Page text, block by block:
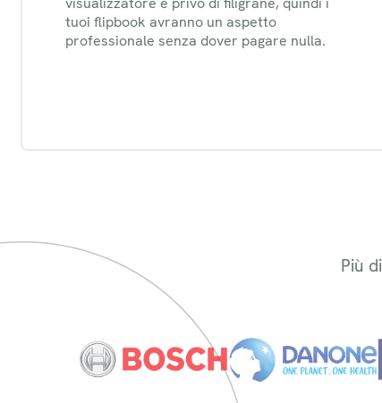
tuoi flipbook avranno un aspetto
professionale senza dover pagare nulla.
Più di